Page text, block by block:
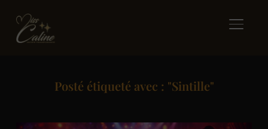
Posté étiqueté avec : "Sintille"